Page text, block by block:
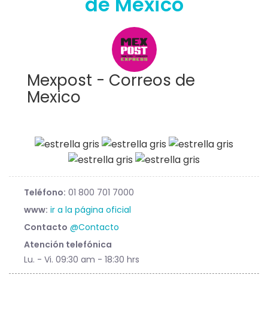
Mexpost - Correos de
Mexico
Teléfono: 01 800 701 7000
www: ir a la página oficial
Contacto @Contacto
Atención telefónica
Lu. - Vi. 09:30 am - 18:30 hrs